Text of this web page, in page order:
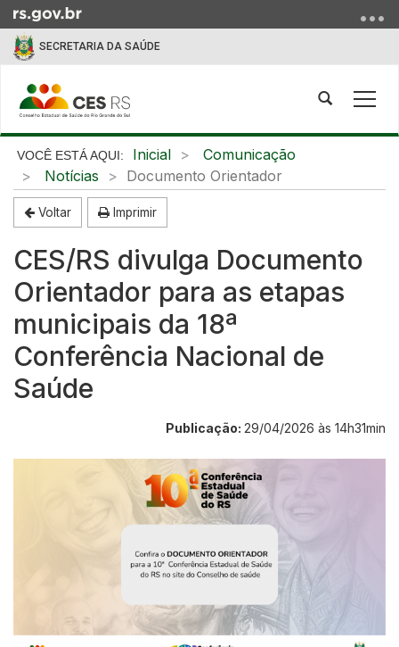
para
para
o
menu
para
busca
SECRETARIA DA SAÚDE
Abrir
busca
Início
conteúdo
Inicial
Comunicação
Notícias
Documento Orientador
Voltar Imprimir
CES/RS divulga Documento
Orientador para as etapas
municipais da 18ª
Conferência Nacional de
Saúde
Publicação: 29/04/2026 às 14h31min